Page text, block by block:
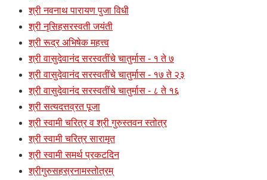
श्री नवनाथ पारायण पुजा विधी
श्री नृसिहसरस्वती जयंती
श्री रूद्र अभिषेक महत्त्व
श्री वासुदेवानंद सरस्वतींचे चातुर्मास - १ ते ७
श्री वासुदेवानंद सरस्वतींचे चातुर्मास - १७ ते २३
श्री वासुदेवानंद सरस्वतींचे चातुर्मास - ८ ते १६
श्री सत्यदत्तव्रत पूजा
श्री स्वामी चरित्र व श्री गुरुस्तवन स्तोत्र
श्री स्वामी चरित्र सारामृत
श्री स्वामी समर्थ प्रकटदिन
श्रीगुरुसहस्रनामस्तोत्रम्